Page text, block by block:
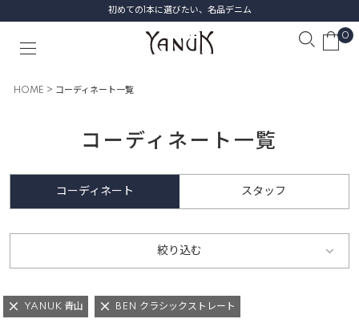
初めての1本に選びたい、名品デニム
0
HOME コーディネート一覧
コーディネート一覧
コーディネート スタッフ
絞り込む
YANUK 青山 BEN クラシックストレート